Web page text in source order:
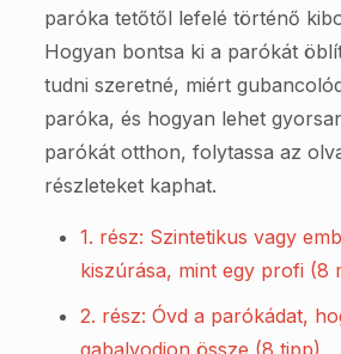
paróka tetőtől lefelé történő
Hogyan bontsa ki a parókát
tudni szeretné, miért
paróka, és hogyan lehet
parókát otthon, folytassa az
részleteket kaphat.
1. rész: Szintetikus vagy
kiszúrása, mint egy profi (8
2. rész: Óvd a parókádat,
gabalyodjon össze (8 tipp)